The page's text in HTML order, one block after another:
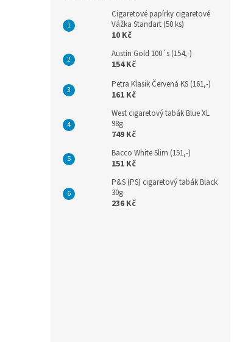
Cigaretové papírky cigaretové
Vážka Standart (50 ks)
10 Kč
Austin Gold 100´s (154,-)
154 Kč
Petra Klasik Červená KS (161,-)
161 Kč
West cigaretový tabák Blue XL
98g
749 Kč
Bacco White Slim (151,-)
151 Kč
P&S (PS) cigaretový tabák Black
30g
236 Kč